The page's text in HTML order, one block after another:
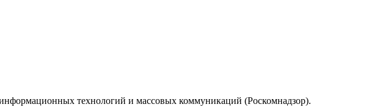
технологий и массовых коммуникаций (Роскомнадзор).